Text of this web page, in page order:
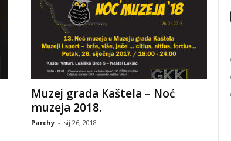
Muzej grada Kaštela – Noć
muzeja 2018.
Parchy - sij 26, 2018